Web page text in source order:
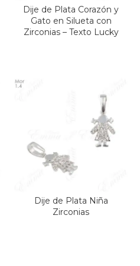
Dije de Plata Corazón y
Gato en Silueta con
Zirconias – Texto Lucky
Dije de Plata Niña
Zirconias